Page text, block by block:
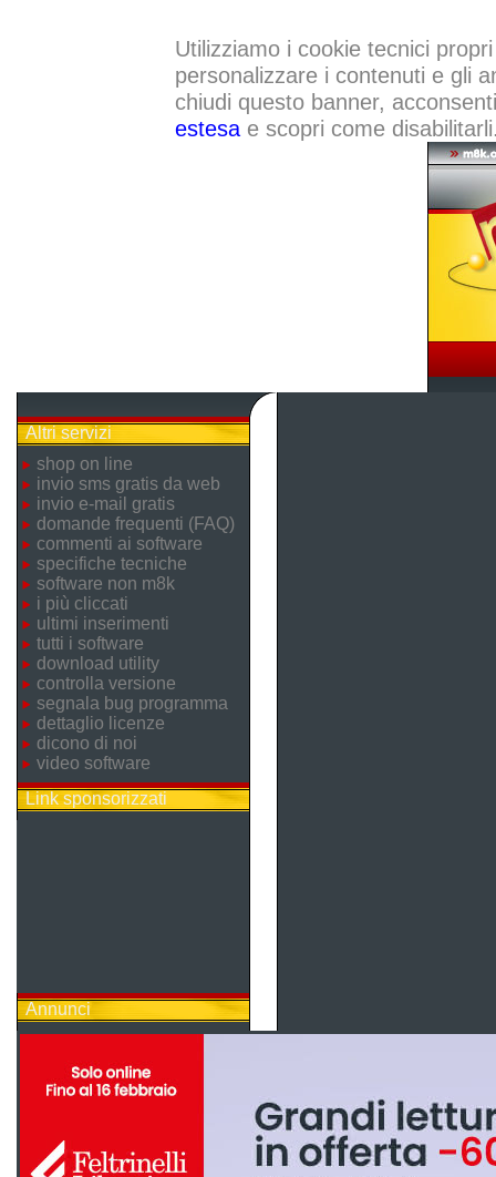
Utilizziamo i cookie tecnici
personalizzare i contenuti e gli
chiudi questo banner,
estesae scopri come
Altri servizi
shop on line
invio sms gratis da web
invio e-mail gratis
domande frequenti (FAQ)
commenti ai software
specifiche tecniche
software non m8k
i più cliccati
ultimi inserimenti
tutti i software
download utility
controlla versione
segnala bug programma
dettaglio licenze
dicono di noi
video software
Link sponsorizzati
Annunci